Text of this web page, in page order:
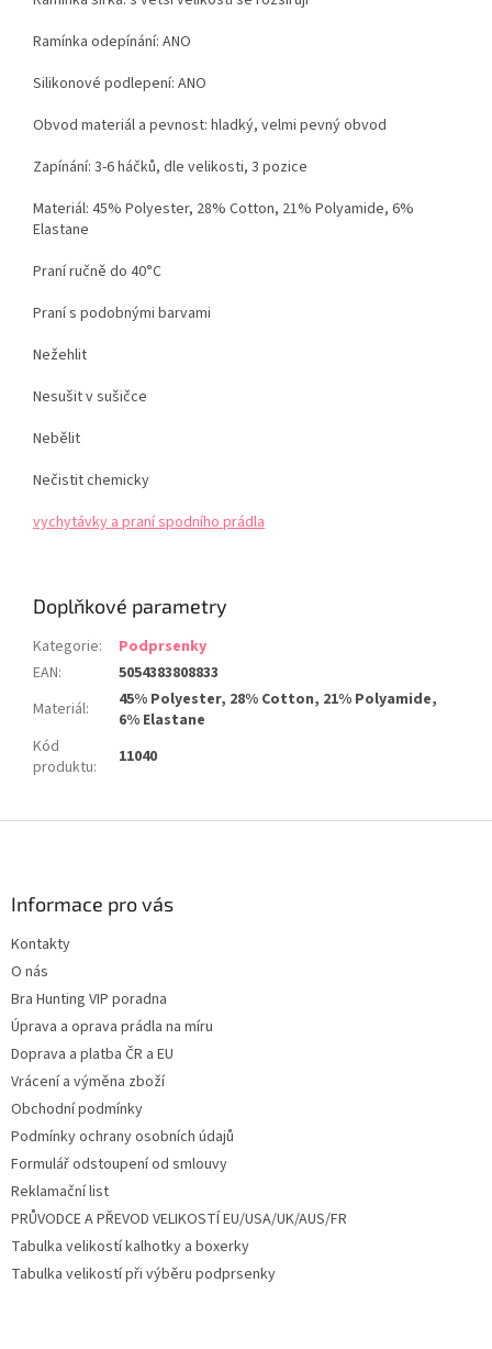
Ramínka odepínání: ANO
Silikonové podlepení: ANO
Obvod materiál a pevnost: hladký, velmi pevný obvod
Zapínání: 3-6 háčků, dle velikosti, 3 pozice
Materiál: 45% Polyester, 28% Cotton, 21% Polyamide, 6%
Elastane
Praní ručně do 40°C
Praní s podobnými barvami
Nežehlit
Nesušit v sušičce
Nebělit
Nečistit chemicky
vychytávky a praní spodního prádla
Doplňkové parametry
Kategorie:
Podprsenky
EAN:
5054383808833
Materiál:
45% Polyester, 28% Cotton, 21% Polyamide,
6% Elastane
Kód
produktu: 11040
Informace pro vás
Kontakty
O nás
Bra Hunting VIP poradna
Úprava a oprava prádla na míru
Doprava a platba ČR a EU
Vrácení a výměna zboží
Obchodní podmínky
Podmínky ochrany osobních údajů
Formulář odstoupení od smlouvy
Reklamační list
PRŮVODCE A PŘEVOD VELIKOSTÍ EU/USA/UK/AUS/FR
Tabulka velikostí kalhotky a boxerky
Tabulka velikostí při výběru podprsenky